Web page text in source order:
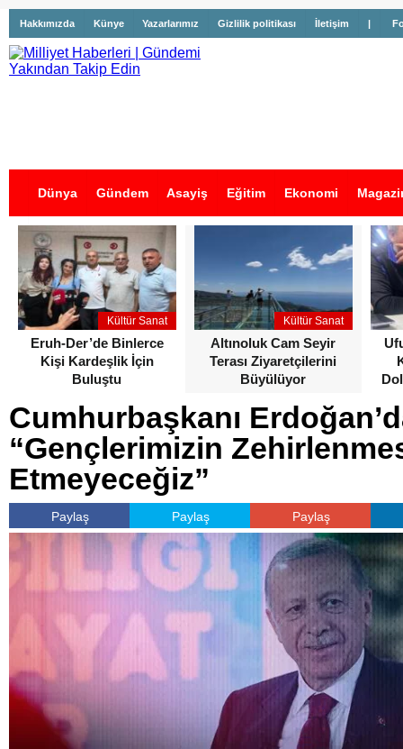
Hakkımızda Künye Yazarlarımız Gizlilik politikası İletişim |
Dünya Gündem Asayiş Eğitim Ekonomi
İş İlanları
Kültür Sanat
Eruh-Der’de Binlerce
Kişi Kardeşlik İçin
Buluştu
Kültür Sanat
Altınoluk Cam Seyir
Terası Ziyaretçilerini
Büyülüyor
Cumhurbaşkanı
“Gençlerimizin
Etmeyeceğiz”
Paylaş Paylaş Paylaş